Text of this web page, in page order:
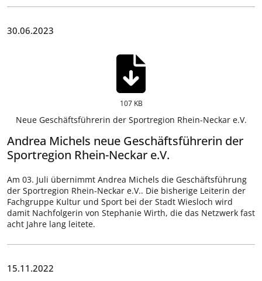
30.06.2023
107 KB
Neue Geschäftsführerin der Sportregion Rhein-Neckar e.V.
Andrea Michels neue Geschäftsführerin der
Sportregion Rhein-Neckar e.V.
Am 03. Juli übernimmt Andrea Michels die Geschäftsführung
der Sportregion Rhein-Neckar e.V.. Die bisherige Leiterin der
Fachgruppe Kultur und Sport bei der Stadt Wiesloch wird
damit Nachfolgerin von Stephanie Wirth, die das Netzwerk fast
acht Jahre lang leitete.
15.11.2022